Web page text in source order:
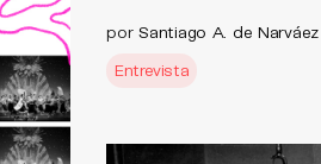
porSantiago A. de Narváez
Entrevista